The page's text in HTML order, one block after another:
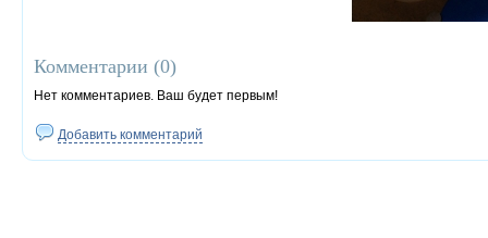
Комментарии (0)
Нет комментариев. Ваш будет первым!
Добавить комментарий